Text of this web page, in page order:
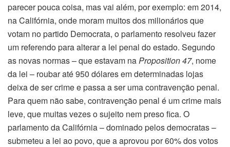
parecer pouca coisa, mas vai além, por exemplo: em 2014,
na Califórnia, onde moram muitos dos milionários que
votam no partido Democrata, o parlamento resolveu fazer
um referendo para alterar a lei penal do estado. Segundo
as novas normas – que estavam naProposition 47, nome
da lei – roubar até 950 dólares em determinadas lojas
deixa de ser crime e passa a ser uma contravenção penal.
Para quem não sabe, contravenção penal é um crime mais
leve, que muitas vezes o sujeito nem preso fica. O
parlamento da Califórnia – dominado pelos democratas –
submeteu a lei ao povo, que a aprovou por 60% dos votos